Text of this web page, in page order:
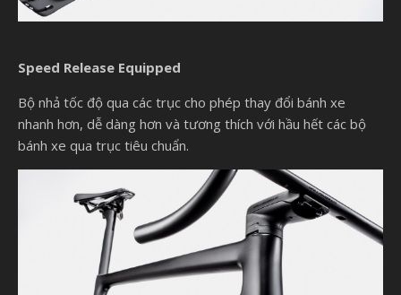
Speed Release Equipped
Bộ nhả tốc độ qua các trục cho phép thay đổi bánh xe
nhanh hơn, dễ dàng hơn và tương thích với hầu hết các bộ
bánh xe qua trục tiêu chuẩn.